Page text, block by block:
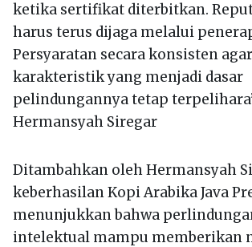
ketika sertifikat diterbitkan.
harus terus dijaga melalui
Persyaratan secara konsisten agar
karakteristik yang menjadi dasar
pelindungannya tetap
Hermansyah Siregar
Ditambahkan oleh Hermansyah
keberhasilan Kopi Arabika Java
menunjukkan bahwa
intelektual mampu memberikan